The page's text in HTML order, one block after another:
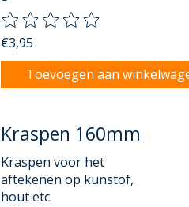
De beoordeling van dit
€3,95
Toevoegen aan
Kraspen 160mm
Kraspen voor het
aftekenen op kunstof,
hout etc.